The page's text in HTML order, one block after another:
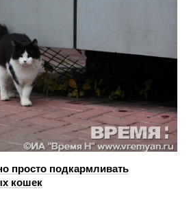
просто подкармливать
кошек